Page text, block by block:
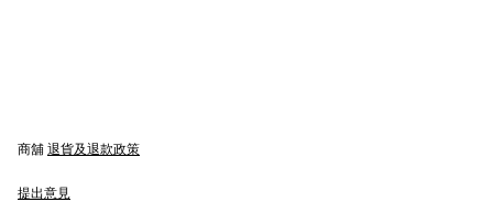
商舖 退貨及退款政策
提出意見